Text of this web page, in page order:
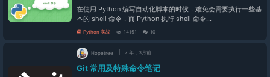
在使用 Python 编写自动化脚本的时候，难免会需要执行一些基
本的 shell 命令，而 Python 执行 shell 命令...
Python 实战 14151 10
Hopetree 7 年，3月前
Git 常用及特殊命令笔记